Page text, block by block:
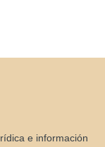
e información